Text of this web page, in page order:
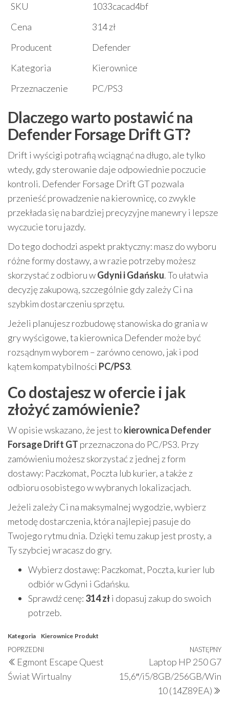
SKU
1033cacad4bf
Cena
314 zł
Producent
Defender
Kategoria
Kierownice
Przeznaczenie
PC/PS3
Dlaczego warto postawić na
Defender Forsage Drift GT?
Drift i wyścigi potrafią wciągnąć na długo, ale tylko
wtedy, gdy sterowanie daje odpowiednie poczucie
kontroli. Defender Forsage Drift GT pozwala
przenieść prowadzenie na kierownicę, co zwykle
przekłada się na bardziej precyzyjne manewry i lepsze
wyczucie toru jazdy.
Do tego dochodzi aspekt praktyczny: masz do wyboru
różne formy dostawy, a w razie potrzeby możesz
skorzystać z odbioru wGdyni i Gdańsku. To ułatwia
decyzję zakupową, szczególnie gdy zależy Ci na
szybkim dostarczeniu sprzętu.
Jeżeli planujesz rozbudowę stanowiska do grania w
gry wyścigowe, ta kierownica Defender może być
rozsądnym wyborem – zarówno cenowo, jak i pod
kątem kompatybilności PC/PS3.
Co dostajesz w ofercie i jak
złożyć zamówienie?
W opisie wskazano, że jest to kierownica Defender
Forsage Drift GT przeznaczona do PC/PS3. Przy
zamówieniu możesz skorzystać z jednej z form
dostawy: Paczkomat, Poczta lub kurier, a także z
odbioru osobistego w wybranych lokalizacjach.
Jeżeli zależy Ci na maksymalnej wygodzie, wybierz
metodę dostarczenia, która najlepiej pasuje do
Twojego rytmu dnia. Dzięki temu zakup jest prosty, a
Ty szybciej wracasz do gry.
Wybierz dostawę: Paczkomat, Poczta, kurier lub
odbiór w Gdyni i Gdańsku.
Sprawdź cenę: 314 złi dopasuj zakup do swoich
potrzeb.
Kategoria Kierownice Produkt
Nawigacja
wpisu
Poprzedni
wpis
POPRZEDNI
Egmont Escape Quest
Świat Wirtualny
NASTĘPNY
Laptop HP 250 G7
15,6″/i5/8GB/256GB/Win
10 (14Z89EA)